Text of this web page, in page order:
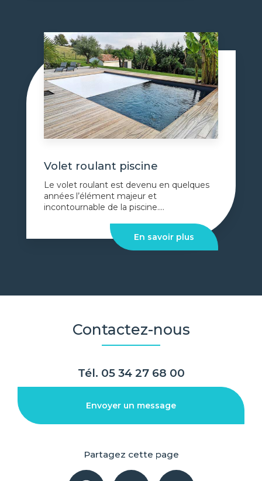
Volet roulant piscine
Le volet roulant est devenu en quelques
années l’élément majeur et
incontournable de la piscine....
En savoir plus
Contactez-nous
Tél. 05 34 27 68 00
Envoyer un message
Partagez cette page
Facebook